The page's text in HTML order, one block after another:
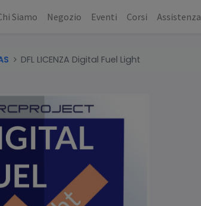
Siamo Negozio Eventi Corsi Assistenza
DFL LICENZA Digital Fuel Light